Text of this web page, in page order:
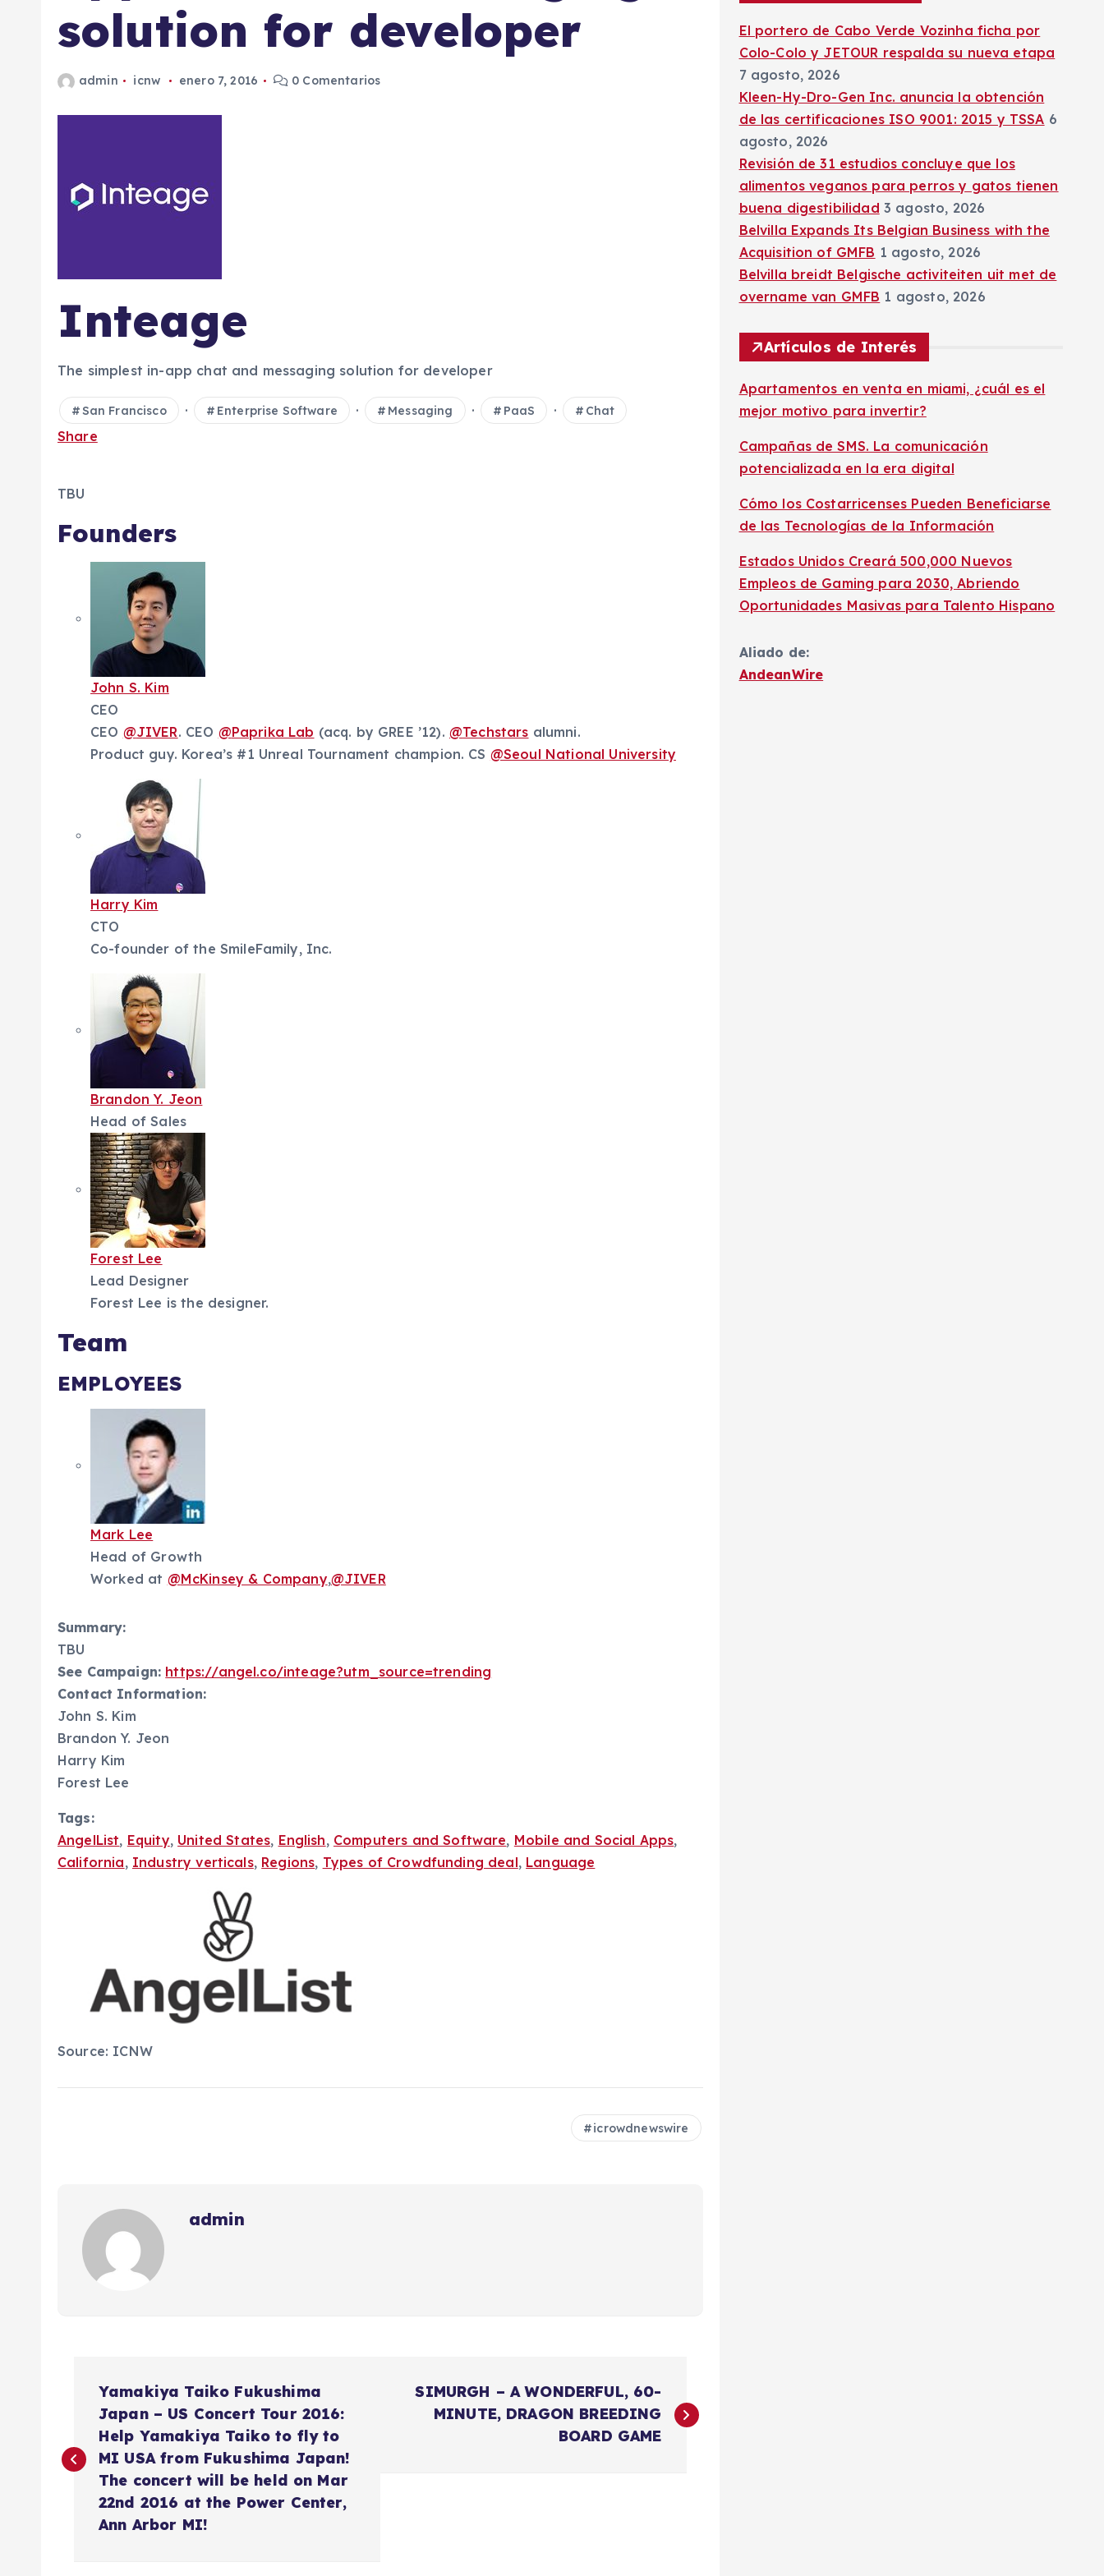
solution for developer
admin icnw enero 7, 2016 0 Comentarios
Inteage
The simplest in-app chat and messaging solution for developer
San Francisco · Enterprise Software · Messaging · PaaS · Chat
Share
TBU
Founders
John S. Kim
CEO
CEO @JIVER. CEO @Paprika Lab (acq. by GREE ’12). @Techstars alumni.
Product guy. Korea’s #1 Unreal Tournament champion. CS @Seoul National University
Harry Kim
CTO
Co-founder of the SmileFamily, Inc.
Brandon Y. Jeon
Head of Sales
Forest Lee
Lead Designer
Forest Lee is the designer.
Team
EMPLOYEES
Mark Lee
Head of Growth
Worked at @McKinsey & Company,@JIVER
Summary:
TBU
See Campaign: https://angel.co/inteage?utm_source=trending
Contact Information:
John S. Kim
Brandon Y. Jeon
Harry Kim
Forest Lee
Tags:
AngelList, Equity, United States, English, Computers and Software, Mobile and Social Apps,
California, Industry verticals, Regions, Types of Crowdfunding deal, Language
Source: ICNW
icrowdnewswire
admin
v
Yamakiya Taiko Fukushima
Japan – US Concert Tour 2016:
Help Yamakiya Taiko to fly to
MI USA from Fukushima Japan!
The concert will be held on Mar
22nd 2016 at the Power Center,
Ann Arbor MI!
SIMURGH – A WONDERFUL, 60-
MINUTE, DRAGON BREEDING
BOARD GAME
El portero de Cabo Verde Vozinha ficha por
Colo-Colo y JETOUR respalda su nueva etapa
7 agosto, 2026
Kleen-Hy-Dro-Gen Inc. anuncia la obtención
de las certificaciones ISO 9001: 2015 y TSSA 6
agosto, 2026
Revisión de 31 estudios concluye que los
alimentos veganos para perros y gatos tienen
buena digestibilidad 3 agosto, 2026
Belvilla Expands Its Belgian Business with the
Acquisition of GMFB 1 agosto, 2026
Belvilla breidt Belgische activiteiten uit met de
overname van GMFB 1 agosto, 2026
Artículos de Interés
Apartamentos en venta en miami, ¿cuál es el
mejor motivo para invertir?
Campañas de SMS. La comunicación
potencializada en la era digital
Cómo los Costarricenses Pueden Beneficiarse
de las Tecnologías de la Información
Estados Unidos Creará 500,000 Nuevos
Empleos de Gaming para 2030, Abriendo
Oportunidades Masivas para Talento Hispano
Aliado de:
AndeanWire